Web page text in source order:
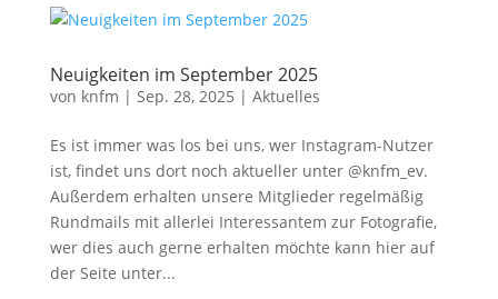
Neuigkeiten im September 2025
von knfm | Sep. 28, 2025 | Aktuelles
Es ist immer was los bei uns, wer Instagram-Nutzer
ist, findet uns dort noch aktueller unter @knfm_ev.
Außerdem erhalten unsere Mitglieder regelmäßig
Rundmails mit allerlei Interessantem zur Fotografie,
wer dies auch gerne erhalten möchte kann hier auf
der Seite unter...